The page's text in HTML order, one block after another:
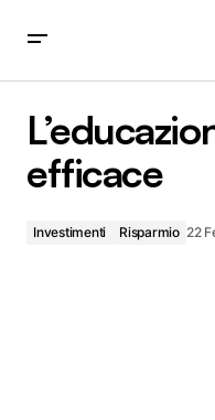
efficace
Investimenti Risparmio 22